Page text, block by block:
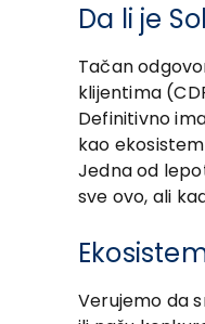
Da li je
Tačan
klijentima
Definitivno
kao
Jedna od
sve ovo, ali
Verujemo da